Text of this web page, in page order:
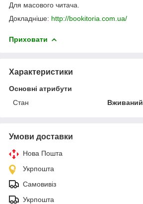
Для масового читача.
Докладніше: http://bookitoria.com.ua/
Приховати
Характеристики
Основні атрибути
Стан
Вживаний
Умови доставки
Нова Пошта
Укрпошта
Самовивіз
Укрпошта